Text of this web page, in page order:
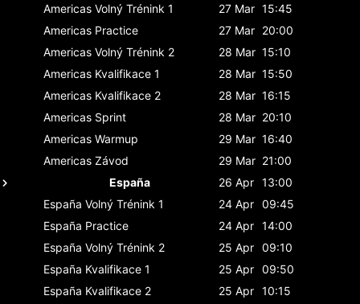
Americas Volný Trénink 1 27 Mar 15:45
Americas Practice 27 Mar 20:00
Americas Volný Trénink 2 28 Mar 15:10
Americas Kvalifikace 1 28 Mar 15:50
Americas Kvalifikace 2 28 Mar 16:15
Americas Sprint 28 Mar 20:10
Americas Warmup 29 Mar 16:40
Americas Závod 29 Mar 21:00
España
26 Apr 13:00
España Volný Trénink 1 24 Apr 09:45
España Practice 24 Apr 14:00
España Volný Trénink 2 25 Apr 09:10
España Kvalifikace 1 25 Apr 09:50
España Kvalifikace 2 25 Apr 10:15